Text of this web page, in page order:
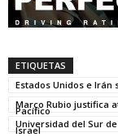
ETIQUETAS
Estados Unidos e
Marco Rubio justifica
Pacífico
Universidad del Sur
Israel